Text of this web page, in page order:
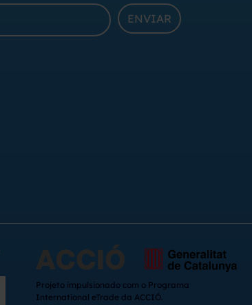
ENVIAR
Projeto impulsionado com o Programa
International eTrade da ACCIÓ.